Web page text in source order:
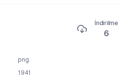
İndirilme
6
png
1941